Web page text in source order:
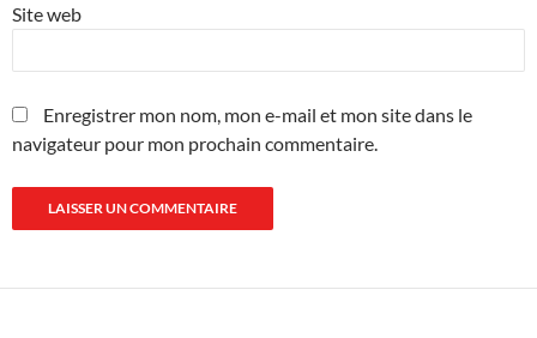
Site web
Enregistrer mon nom, mon e-mail et mon site dans le
navigateur pour mon prochain commentaire.